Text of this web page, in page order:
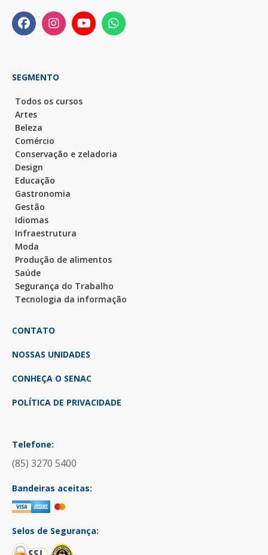
SEGMENTO
Todos os cursos
Artes
Beleza
Comércio
Conservação e zeladoria
Design
Educação
Gastronomia
Gestão
Idiomas
Infraestrutura
Moda
Produção de alimentos
Saúde
Segurança do Trabalho
Tecnologia da informação
CONTATO
NOSSAS UNIDADES
CONHEÇA O SENAC
POLÍTICA DE PRIVACIDADE
Telefone:
(85) 3270 5400
Bandeiras aceitas:
Selos de Segurança: